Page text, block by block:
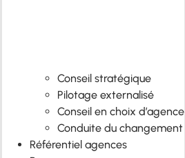
Conseil stratégique
Pilotage externalisé
Conseil en choix d’agence
Conduite du changement
Référentiel agences